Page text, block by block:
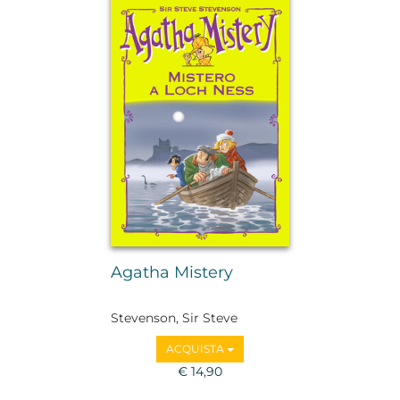
Agatha Mistery
Stevenson, Sir Steve
ACQUISTA
€ 14,90